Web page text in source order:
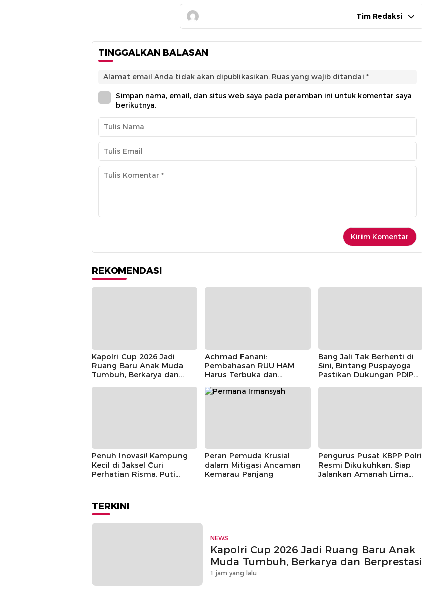
Tim Redaksi
TINGGALKAN BALASAN
Alamat email Anda tidak akan dipublikasikan. Ruas yang wajib ditandai *
Simpan nama, email, dan situs web saya pada peramban ini untuk komentar saya
berikutnya.
REKOMENDASI
Kapolri Cup 2026 Jadi
Ruang Baru Anak Muda
Tumbuh, Berkarya dan
Achmad Fanani:
Pembahasan RUU HAM
Harus Terbuka dan
Bang Jali Tak Berhenti di
Sini, Bintang Puspayoga
Pastikan Dukungan PDIP
Penuh Inovasi! Kampung
Kecil di Jaksel Curi
Perhatian Risma, Puti
Peran Pemuda Krusial
dalam Mitigasi Ancaman
Kemarau Panjang
Pengurus Pusat KBPP Polri
Resmi Dikukuhkan, Siap
Jalankan Amanah Lima
TERKINI
NEWS
Kapolri Cup 2026 Jadi Ruang Baru Anak
Muda Tumbuh, Berkarya dan Berprestasi
1 jam yang lalu